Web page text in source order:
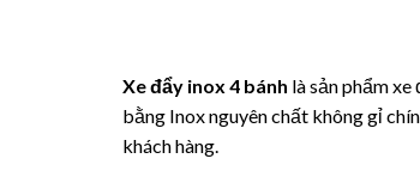
Xe đẩy inox 4 bánh là sản phẩm
bằng Inox nguyên chất không gỉ
khách hàng.